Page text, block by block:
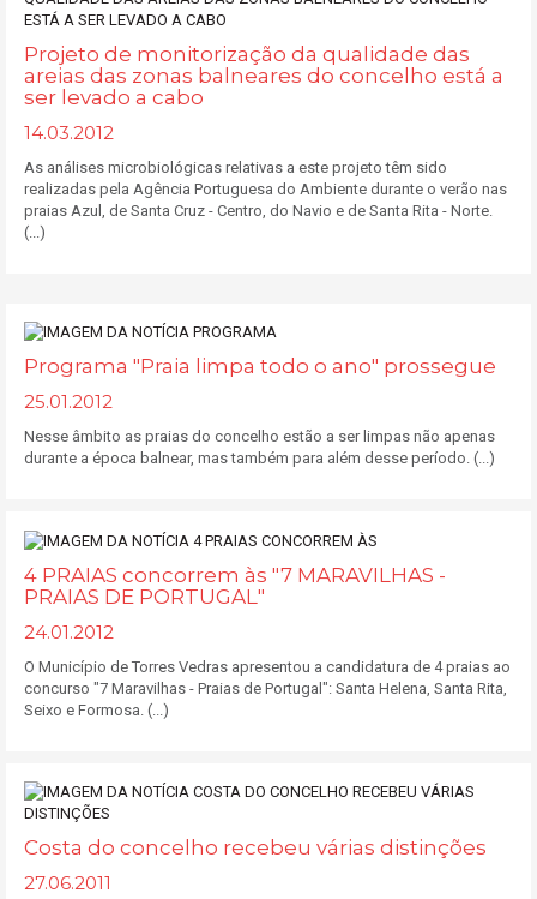
Projeto de monitorização da qualidade das
areias das zonas balneares do concelho está a
ser levado a cabo
14.03.2012
As análises microbiológicas relativas a este projeto têm sido
realizadas pela Agência Portuguesa do Ambiente durante o verão nas
praias Azul, de Santa Cruz - Centro, do Navio e de Santa Rita - Norte.
(...)
Programa "Praia limpa todo o ano" prossegue
25.01.2012
Nesse âmbito as praias do concelho estão a ser limpas não apenas
durante a época balnear, mas também para além desse período. (...)
4 PRAIAS concorrem às "7 MARAVILHAS -
PRAIAS DE PORTUGAL"
24.01.2012
O Município de Torres Vedras apresentou a candidatura de 4 praias ao
concurso "7 Maravilhas - Praias de Portugal": Santa Helena, Santa Rita,
Seixo e Formosa. (...)
Costa do concelho recebeu várias distinções
27.06.2011